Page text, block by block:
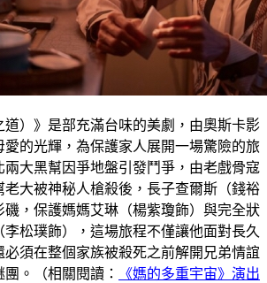
道）》是部充滿台味的美劇，由奧斯卡影
愛的光輝，為保護家人展開一場驚險的旅
兩大黑幫因爭地盤引發鬥爭，由老戲骨寇
老大被神秘人槍殺後，長子查爾斯（錢裕
磯，保護媽媽艾琳（楊紫瓊飾）與完全狀
松璞飾），這場旅程不僅讓他面對長久
須在整個家族被殺死之前解開兄弟情誼
。（相關閱讀：
《媽的多重宇宙》演出